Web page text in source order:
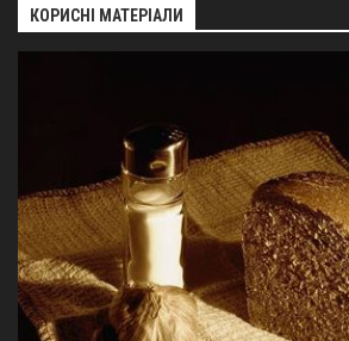
КОРИСНІ МАТЕРІАЛИ